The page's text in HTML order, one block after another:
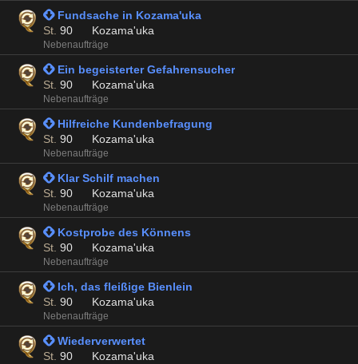
 Fundsache in Kozama'uka
St. 90 Kozama'uka
Nebenaufträge
 Ein begeisterter Gefahrensucher
St. 90 Kozama'uka
Nebenaufträge
 Hilfreiche Kundenbefragung
St. 90 Kozama'uka
Nebenaufträge
 Klar Schilf machen
St. 90 Kozama'uka
Nebenaufträge
 Kostprobe des Könnens
St. 90 Kozama'uka
Nebenaufträge
 Ich, das fleißige Bienlein
St. 90 Kozama'uka
Nebenaufträge
 Wiederverwertet
St. 90 Kozama'uka